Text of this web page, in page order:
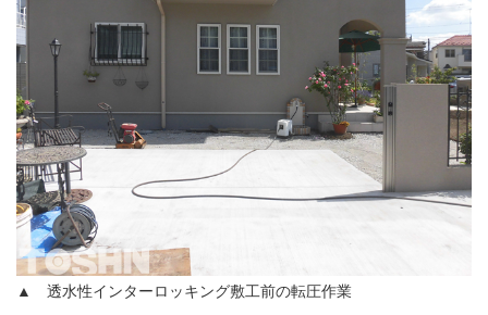
▲ 透水性インターロッキング敷工前の転圧作業